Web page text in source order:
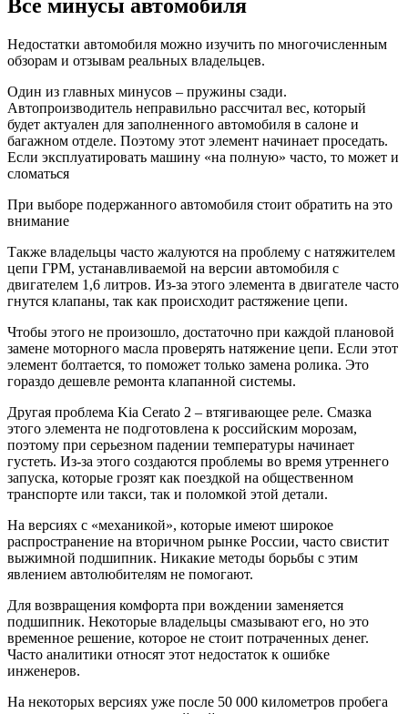
Все минусы автомобиля
Недостатки автомобиля можно изучить по многочисленным
обзорам и отзывам реальных владельцев.
Один из главных минусов – пружины сзади.
Автопроизводитель неправильно рассчитал вес, который
будет актуален для заполненного автомобиля в салоне и
багажном отделе. Поэтому этот элемент начинает проседать.
Если эксплуатировать машину «на полную» часто, то может и
сломаться
При выборе подержанного автомобиля стоит обратить на это
внимание
Также владельцы часто жалуются на проблему с натяжителем
цепи ГРМ, устанавливаемой на версии автомобиля с
двигателем 1,6 литров. Из-за этого элемента в двигателе часто
гнутся клапаны, так как происходит растяжение цепи.
Чтобы этого не произошло, достаточно при каждой плановой
замене моторного масла проверять натяжение цепи. Если этот
элемент болтается, то поможет только замена ролика. Это
гораздо дешевле ремонта клапанной системы.
Другая проблема Kia Cerato 2 – втягивающее реле. Смазка
этого элемента не подготовлена к российским морозам,
поэтому при серьезном падении температуры начинает
густеть. Из-за этого создаются проблемы во время утреннего
запуска, которые грозят как поездкой на общественном
транспорте или такси, так и поломкой этой детали.
На версиях с «механикой», которые имеют широкое
распространение на вторичном рынке России, часто свистит
выжимной подшипник. Никакие методы борьбы с этим
явлением автолюбителям не помогают.
Для возвращения комфорта при вождении заменяется
подшипник. Некоторые владельцы смазывают его, но это
временное решение, которое не стоит потраченных денег.
Часто аналитики относят этот недостаток к ошибке
инженеров.
На некоторых версиях уже после 50 000 километров пробега